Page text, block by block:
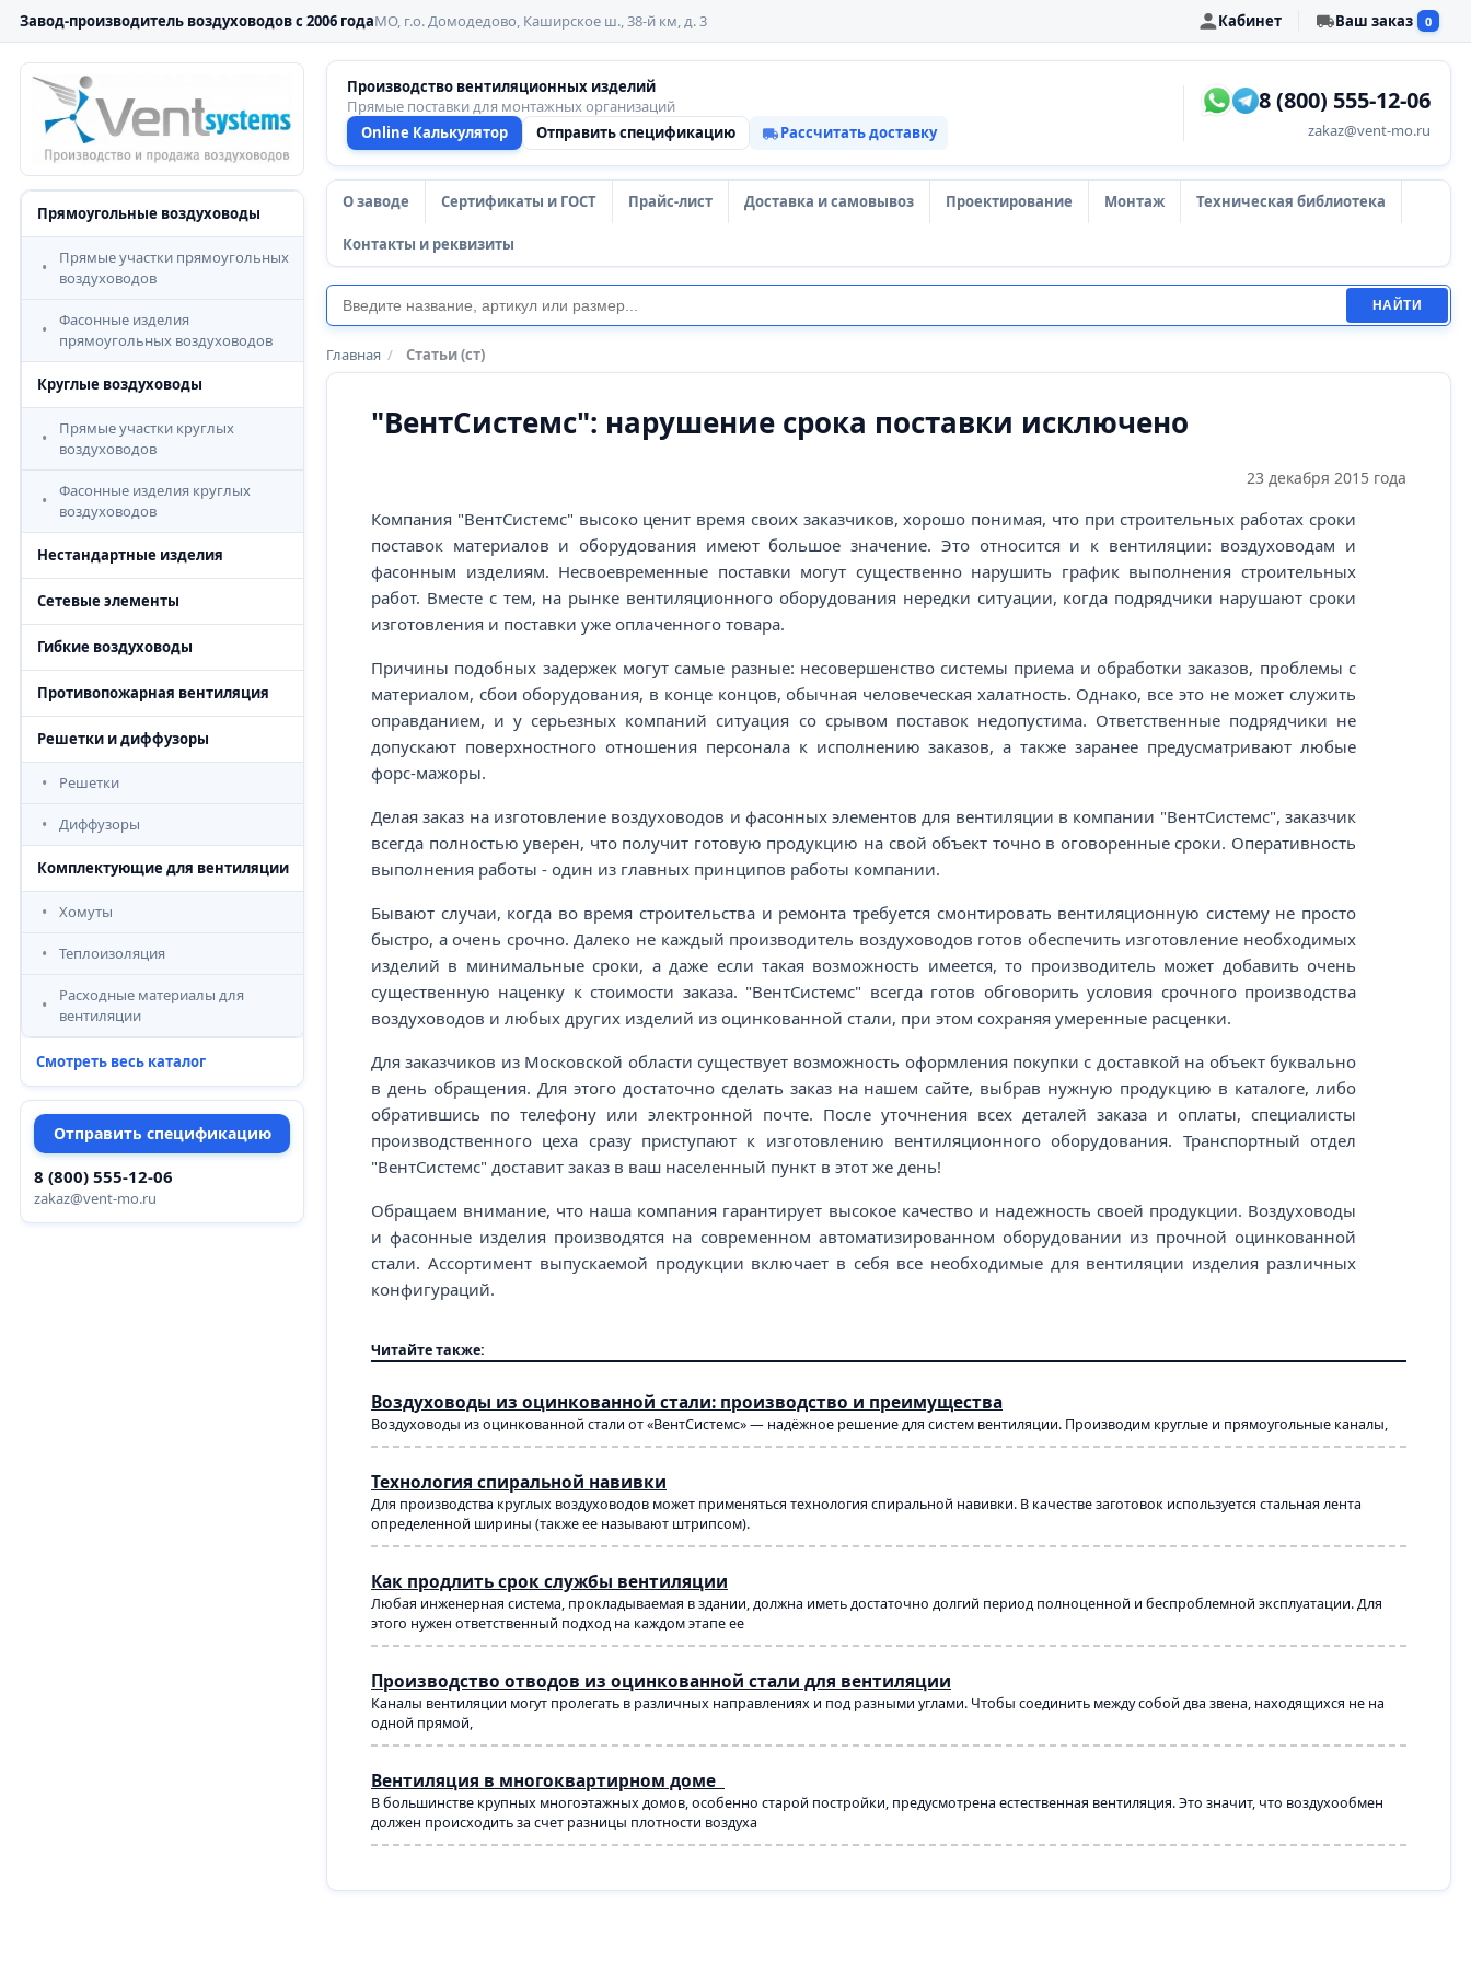
Завод-производитель воздуховодов с 2006 годаМО, г.о. Домодедово, Каширское ш., 38-й км, д. 3 Кабинет Ваш заказ 0
Прямоугольные воздуховоды
Прямые участки прямоугольных
воздуховодов
Фасонные изделия
прямоугольных воздуховодов
Круглые воздуховоды
Прямые участки круглых
воздуховодов
Фасонные изделия круглых
воздуховодов
Нестандартные изделия
Сетевые элементы
Гибкие воздуховоды
Противопожарная вентиляция
Решетки и диффузоры
Решетки
Диффузоры
Комплектующие для вентиляции
Хомуты
Теплоизоляция
Расходные материалы для
вентиляции
Смотреть весь каталог
Отправить спецификацию
8 (800) 555-12-06
zakaz@vent-mo.ru
Производство вентиляционных изделий
Прямые поставки для монтажных организаций
Online Калькулятор
Отправить спецификацию Рассчитать доставку
8 (800) 555-12-06
zakaz@vent-mo.ru
О заводе Сертификаты и ГОСТ Прайс-лист Доставка и самовывоз Проектирование Монтаж Техническая библиотека
Контакты и реквизиты
НАЙТИ
Главная / Статьи (ст)
"ВентСистемс": нарушение срока поставки исключено
23 декабря 2015 года
Компания "ВентСистемс" высоко ценит время своих заказчиков, хорошо понимая, что при строительных работах сроки
поставок материалов и оборудования имеют большое значение. Это относится и к вентиляции: воздуховодам и
фасонным изделиям. Несвоевременные поставки могут существенно нарушить график выполнения строительных
работ. Вместе с тем, на рынке вентиляционного оборудования нередки ситуации, когда подрядчики нарушают сроки
изготовления и поставки уже оплаченного товара.
Причины подобных задержек могут самые разные: несовершенство системы приема и обработки заказов, проблемы с
материалом, сбои оборудования, в конце концов, обычная человеческая халатность. Однако, все это не может служить
оправданием, и у серьезных компаний ситуация со срывом поставок недопустима. Ответственные подрядчики не
допускают поверхностного отношения персонала к исполнению заказов, а также заранее предусматривают любые
форс-мажоры.
Делая заказ на изготовление воздуховодов и фасонных элементов для вентиляции в компании "ВентСистемс", заказчик
всегда полностью уверен, что получит готовую продукцию на свой объект точно в оговоренные сроки. Оперативность
выполнения работы - один из главных принципов работы компании.
Бывают случаи, когда во время строительства и ремонта требуется смонтировать вентиляционную систему не просто
быстро, а очень срочно. Далеко не каждый производитель воздуховодов готов обеспечить изготовление необходимых
изделий в минимальные сроки, а даже если такая возможность имеется, то производитель может добавить очень
существенную наценку к стоимости заказа. "ВентСистемс" всегда готов обговорить условия срочного производства
воздуховодов и любых других изделий из оцинкованной стали, при этом сохраняя умеренные расценки.
Для заказчиков из Московской области существует возможность оформления покупки с доставкой на объект буквально
в день обращения. Для этого достаточно сделать заказ на нашем сайте, выбрав нужную продукцию в каталоге, либо
обратившись по телефону или электронной почте. После уточнения всех деталей заказа и оплаты, специалисты
производственного цеха сразу приступают к изготовлению вентиляционного оборудования. Транспортный отдел
"ВентСистемс" доставит заказ в ваш населенный пункт в этот же день!
Обращаем внимание, что наша компания гарантирует высокое качество и надежность своей продукции. Воздуховоды
и фасонные изделия производятся на современном автоматизированном оборудовании из прочной оцинкованной
стали. Ассортимент выпускаемой продукции включает в себя все необходимые для вентиляции изделия различных
конфигураций.
Читайте также:
Воздуховоды из оцинкованной стали: производство и преимущества
Воздуховоды из оцинкованной стали от «ВентСистемс» — надёжное решение для систем вентиляции. Производим круглые и прямоугольные каналы,
Технология спиральной навивки
Для производства круглых воздуховодов может применяться технология спиральной навивки. В качестве заготовок используется стальная лента
определенной ширины (также ее называют штрипсом).
Как продлить срок службы вентиляции
Любая инженерная система, прокладываемая в здании, должна иметь достаточно долгий период полноценной и беспроблемной эксплуатации. Для
этого нужен ответственный подход на каждом этапе ее
Производство отводов из оцинкованной стали для вентиляции
Каналы вентиляции могут пролегать в различных направлениях и под разными углами. Чтобы соединить между собой два звена, находящихся не на
одной прямой,
Вентиляция в многоквартирном доме
В большинстве крупных многоэтажных домов, особенно старой постройки, предусмотрена естественная вентиляция. Это значит, что воздухообмен
должен происходить за счет разницы плотности воздуха